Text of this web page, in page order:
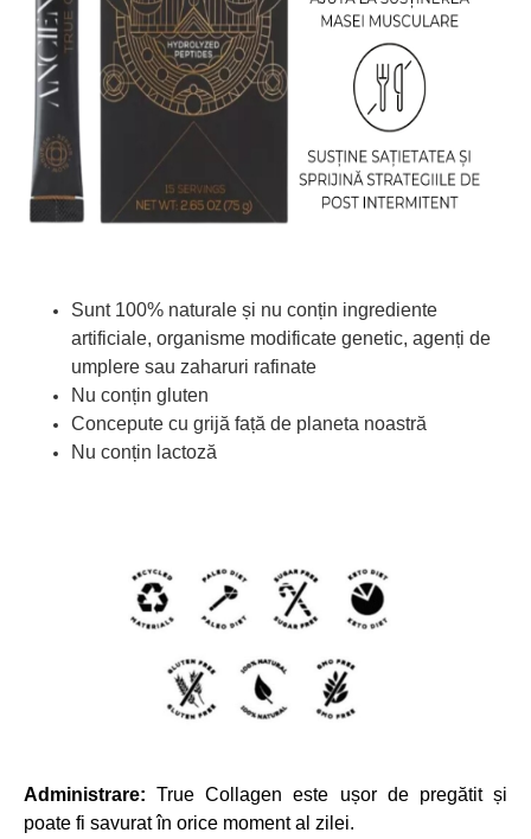
Sunt 100% naturale și nu conțin ingrediente
artificiale, organisme modificate genetic, agenți de
umplere sau zaharuri rafinate
Nu conțin gluten
Concepute cu grijă față de planeta noastră
Nu conțin lactoză
Administrare: True Collagen este ușor de pregătit și
poate fi savurat în orice moment al zilei.